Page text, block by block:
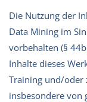
Die Nutzung der
Data Mining im
vorbehalten (§
Inhalte dieses
Training und/oder
insbesondere von